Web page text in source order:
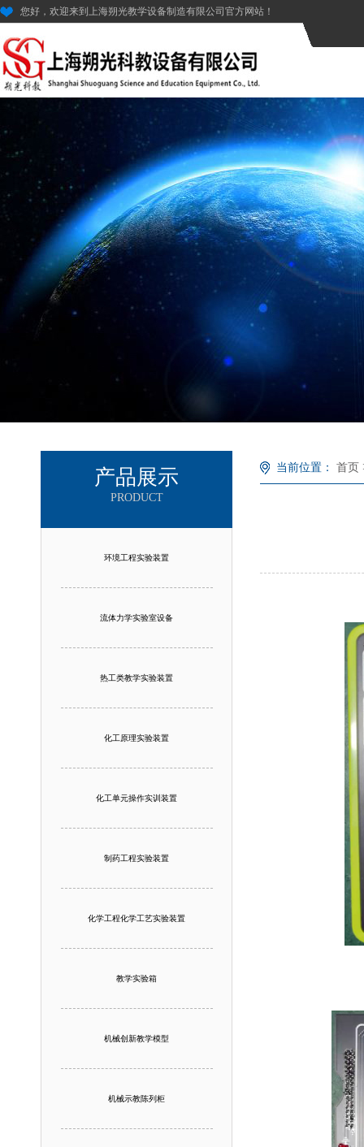
您好，欢迎来到上海朔光教学设备制造有限公司官方网站！
产品展示
PRODUCT
环境工程实验装置
流体力学实验室设备
热工类教学实验装置
化工原理实验装置
化工单元操作实训装置
制药工程实验装置
化学工程化学工艺实验装置
教学实验箱
机械创新教学模型
机械示教陈列柜
当前位置： 首页